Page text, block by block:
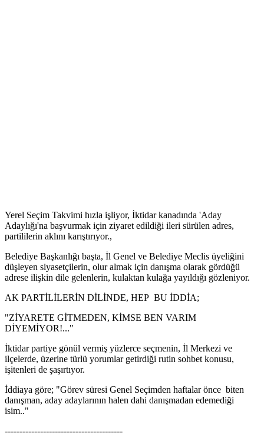
Yerel Seçim Takvimi hızla işliyor, İktidar kanadında 'Aday
Adaylığı'na başvurmak için ziyaret edildiği ileri sürülen adres,
partililerin aklını karıştırıyor.,
Belediye Başkanlığı başta, İl Genel ve Belediye Meclis üyeliğini
düşleyen siyasetçilerin, olur almak için danışma olarak gördüğü
adrese ilişkin dile gelenlerin, kulaktan kulağa yayıldığı gözleniyor.
AK PARTİLİLERİN DİLİNDE, HEP BU İDDİA;
"ZİYARETE GİTMEDEN, KİMSE BEN VARIM
DİYEMİYOR!..."
İktidar partiye gönül vermiş yüzlerce seçmenin, İl Merkezi ve
ilçelerde, üzerine türlü yorumlar getirdiği rutin sohbet konusu,
işitenleri de şaşırtıyor.
İddiaya göre; "Görev süresi Genel Seçimden haftalar önce biten
danışman, aday adaylarının halen dahi danışmadan edemediği
isim.."
----------------------------------------